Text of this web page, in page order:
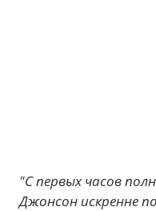
"С первых часов
Джонсон искренне